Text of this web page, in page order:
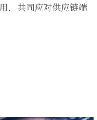
，共同应对供应链端